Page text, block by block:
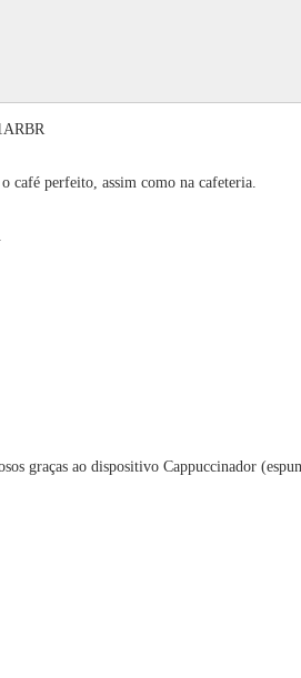
café perfeito, assim como na cafeteria.
graças ao dispositivo Cappuccinador